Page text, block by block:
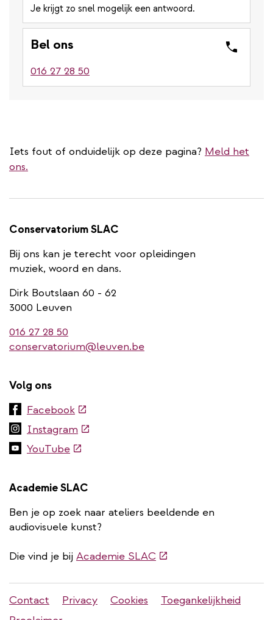
Je krijgt zo snel mogelijk een antwoord.
Bel ons
016 27 28 50
Iets fout of onduidelijk op deze pagina? Meld het
ons.
Conservatorium SLAC
Bij ons kan je terecht voor opleidingen
muziek, woord en dans.
Dirk Boutslaan 60 - 62
3000 Leuven
016 27 28 50
conservatorium@leuven.be
Volg ons
Facebook(externe
link)
Instagram (externe
link)
YouTube(externe
Academie SLAC
Ben je op zoek naar ateliers beeldende en
audiovisuele kunst?
Die vind je bij Academie SLAC(externe
Stadleuven
footer
Contact Privacy Cookies
Toegankelijkheid